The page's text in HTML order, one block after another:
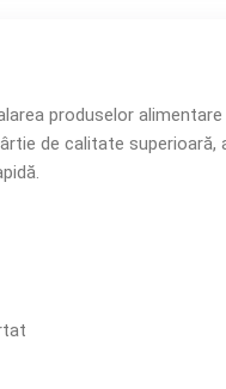
produselor
de calitate